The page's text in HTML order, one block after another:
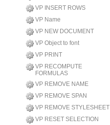
VP INSERT ROWS
VP Name
VP NEW DOCUMENT
VP Object to font
VP PRINT
VP RECOMPUTE
FORMULAS
VP REMOVE NAME
VP REMOVE SPAN
VP REMOVE STYLESHEET
VP RESET SELECTION